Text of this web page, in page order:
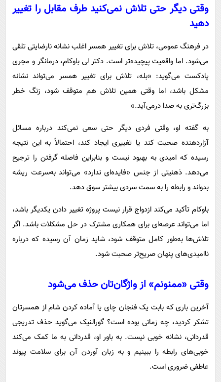
وقتی دیگر حتی تلاش نمی‌کنید طرف مقابل را تغییر
دهید
در فرهنگ عمومی، تلاش برای تغییر همسر اغلب نشانه نارضایتی تلقی
می‌شود. اما واقعیت پیچیده‌تر است. دکتر لی باوکام، درمانگر و مجری
پادکست می‌گوید: «بله، تلاش برای تغییر همسر می‌تواند نشانه
مشکل باشد، اما وقتی همین تلاش هم متوقف شود، زنگ خطر
بزرگ‌تری به صدا درمی‌آید.»
به گفته او، وقتی فردی دیگر حتی سعی نمی‌کند درباره مسائل
آزاردهنده صحبت کند یا تغییری ایجاد کند، احتمالاً به این نتیجه
رسیده که امیدی به بهبود نیست و بنابراین فاصله گرفتن را ترجیح
می‌دهد. ذهنیتی از جنس «فایده‌ای ندارد» می‌تواند به‌سرعت ریشه
بدواند و رابطه را به سمت سردی بیشتر سوق دهد.
باوکام تأکید می‌کند ازدواج قرار نیست پروژه تغییر دادن یکدیگر باشد،
اما می‌تواند عرصه‌ای برای همکاری مشترک در حل مشکلات باشد. اگر
تلاش‌ها به‌طور کامل متوقف شود، شاید زمان آن رسیده که درباره
ناامیدی‌های پنهان صریح‌تر صحبت شود.
وقتی «ممنونم» از واژگان‌تان حذف می‌شود
آخرین باری که بابت یک فنجان چای یا آماده کردن شام از همسرتان
تشکر کردید، چه زمانی بوده است؟ گورالنیک می‌گوید حذف تدریجی
قدردانی، نشانه خوبی نیست. به باور او، قدردانی به ما کمک می‌کند
خوبی‌های رابطه را ببینیم و به زبان آوردن آن برای سلامت پیوند
عاطفی ضروری است.